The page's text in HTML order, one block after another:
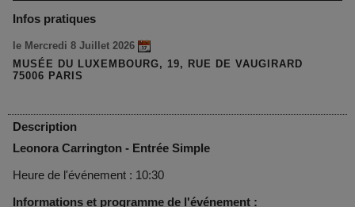
Infos pratiques
le Mercredi 8 Juillet 2026
MUSÉE DU LUXEMBOURG, 19, RUE DE VAUGIRARD
75006 PARIS
Description
Leonora Carrington - Entrée Simple
Heure de l'événement : 10:30
Informations et programme de l'événement :